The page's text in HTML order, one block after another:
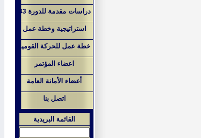
دراسات مقدمة للدورة 33
استراتيجية وخطة عمل
خطة عمل للحركة القومية
اعضاء المؤتمر
أعضاء الأمانة العامة
اتصل بنا
القائمة البريدية